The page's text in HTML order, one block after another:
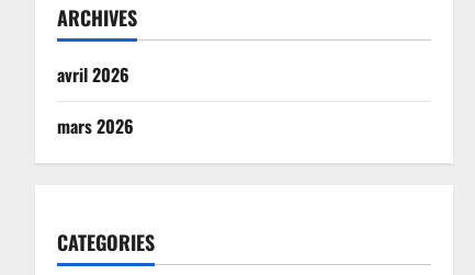
ARCHIVES
avril 2026
mars 2026
CATEGORIES